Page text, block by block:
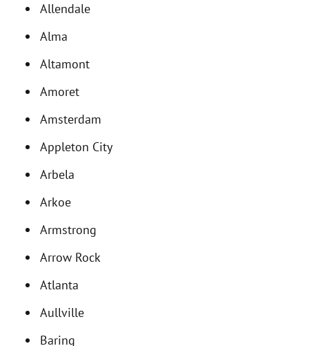
Allendale
Alma
Altamont
Amoret
Amsterdam
Appleton City
Arbela
Arkoe
Armstrong
Arrow Rock
Atlanta
Aullville
Baring